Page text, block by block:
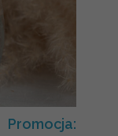
Promocja: